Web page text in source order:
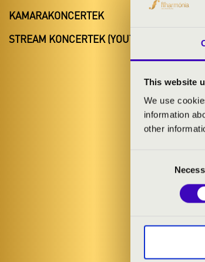
This website
We use
information
other
KAMARAKONCERTEK
STREAM KONCERTEK (YOUTUBE)